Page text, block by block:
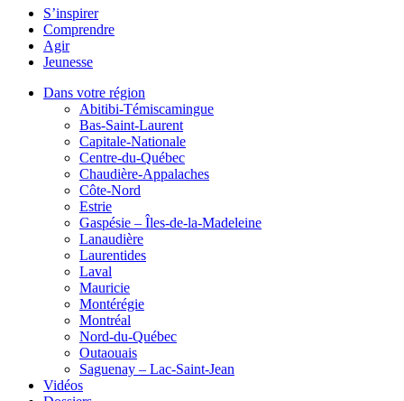
S’inspirer
Comprendre
Agir
Jeunesse
Dans votre région
Abitibi-Témiscamingue
Bas-Saint-Laurent
Capitale-Nationale
Centre-du-Québec
Chaudière-Appalaches
Côte-Nord
Estrie
Gaspésie – Îles-de-la-Madeleine
Lanaudière
Laurentides
Laval
Mauricie
Montérégie
Montréal
Nord-du-Québec
Outaouais
Saguenay – Lac-Saint-Jean
Vidéos